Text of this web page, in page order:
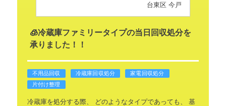
台東区 今戸
🧊冷蔵庫ファミリータイプの当日回収処分を
承りました！！
不用品回収 冷蔵庫回収処分
家電回収処分
片付け整理
冷蔵庫を処分する際、 どのようなタイプであっても、
基